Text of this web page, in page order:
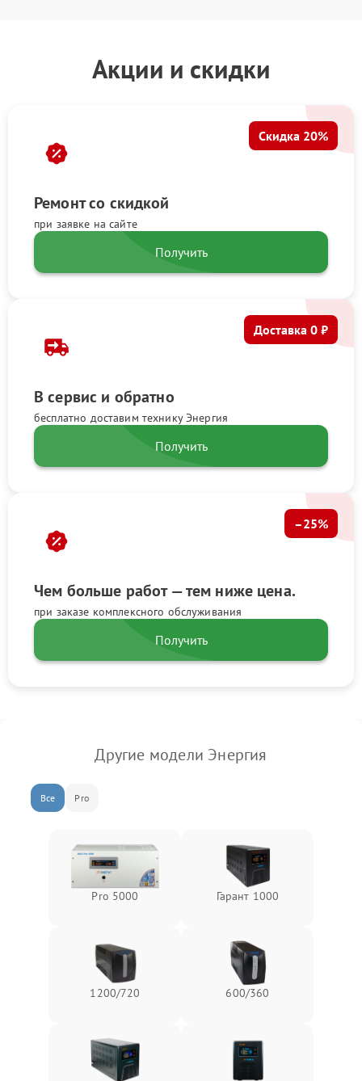
Акции и скидки
Ремонт со скидкой
при заявке на сайте
Скидка 20%
Получить
В сервис и обратно
бесплатно доставим технику Энергия
Доставка 0 ₽
Получить
Чем больше работ — тем ниже цена.
при заказе комплексного обслуживания
–25%
Получить
Другие модели Энергия
Все Pro
Pro 5000 Гарант 1000
1200/720 600/360